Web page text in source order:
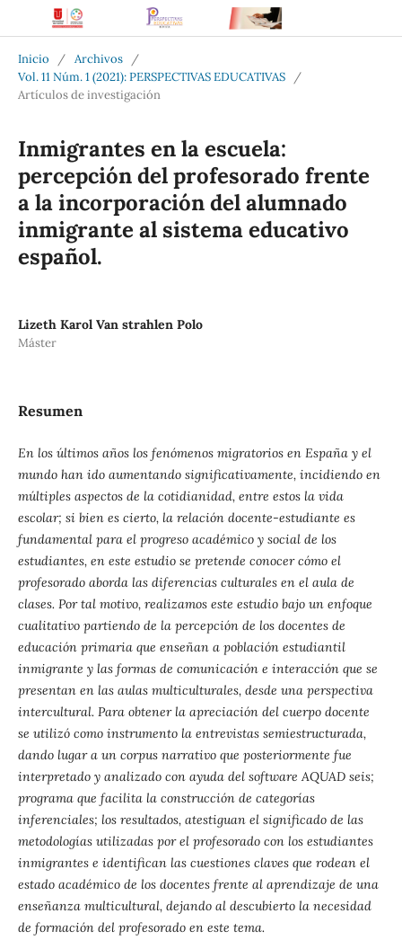
Inicio / Archivos
/
Vol. 11 Núm. 1 (2021): PERSPECTIVAS EDUCATIVAS
/
Artículos de investigación
Inmigrantes en la escuela:
percepción del profesorado frente
a la incorporación del alumnado
inmigrante al sistema educativo
español.
Lizeth Karol Van strahlen Polo
Máster
Resumen
En los últimos años los fenómenos migratorios en España y el
mundo han ido aumentando significativamente, incidiendo en
múltiples aspectos de la cotidianidad, entre estos la vida
escolar; si bien es cierto, la relación docente-estudiante es
fundamental para el progreso académico y social de los
estudiantes, en este estudio se pretende conocer cómo el
profesorado aborda las diferencias culturales en el aula de
clases. Por tal motivo, realizamos este estudio bajo un enfoque
cualitativo partiendo de la percepción de los docentes de
educación primaria que enseñan a población estudiantil
inmigrante y las formas de comunicación e interacción que se
presentan en las aulas multiculturales, desde una perspectiva
intercultural. Para obtener la apreciación del cuerpo docente
se utilizó como instrumento la entrevistas semiestructurada,
dando lugar a un corpus narrativo que posteriormente fue
interpretado y analizado con ayuda del software AQUAD seis;
programa que facilita la construcción de categorías
inferenciales; los resultados, atestiguan el significado de las
metodologías utilizadas por el profesorado con los estudiantes
inmigrantes e identifican las cuestiones claves que rodean el
estado académico de los docentes frente al aprendizaje de una
enseñanza multicultural, dejando al descubierto la necesidad
de formación del profesorado en este tema.